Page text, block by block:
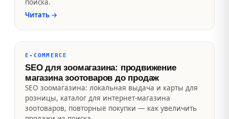
поиска.
Читать →
E-COMMERCE
SEO для зоомагазина: продвижение
магазина зоотоваров до продаж
SEO зоомагазина: локальная выдача и карты для
розницы, каталог для интернет-магазина
зоотоваров, повторные покупки — как увеличить